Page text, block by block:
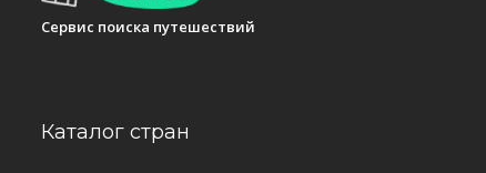
Сервис поиска путешествий
Каталог стран